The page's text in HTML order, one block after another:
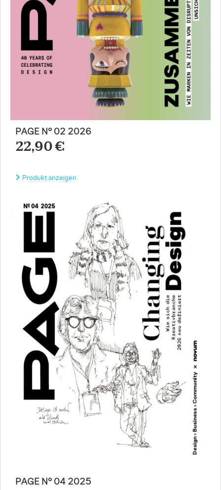
PAGE N° 02 2026
22,90 €
Produkt anzeigen
PAGE N° 04 2025